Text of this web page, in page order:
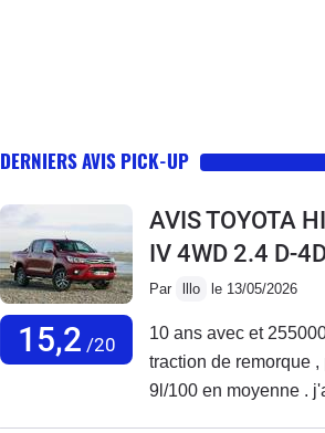
DERNIERS AVIS PICK-UP
15,2 /20
AVIS TOYOTA
IV 4WD 2.4 D-
Par lllo le 13/05/2026
10 ans avec et
traction de remorque
9l/100 en moyenne .